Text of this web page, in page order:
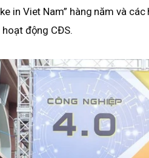
in Viet Nam” hàng năm và
động CĐS.